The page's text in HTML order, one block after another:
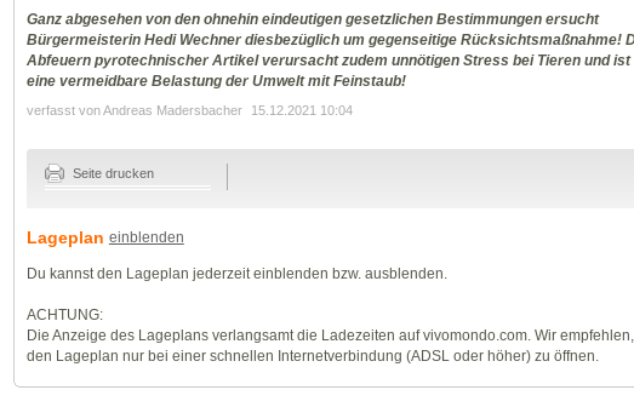
Ganz abgesehen von den ohnehin eindeutigen gesetzlichen Bestimmungen ersucht
Bürgermeisterin Hedi Wechner diesbezüglich um gegenseitige Rücksichtsmaßnahme!
Abfeuern pyrotechnischer Artikel verursacht zudem unnötigen Stress bei Tieren und ist
eine vermeidbare Belastung der Umwelt mit Feinstaub!
verfasst von Andreas Madersbacher 15.12.2021 10:04
Seite drucken
Lageplan einblenden
Du kannst den Lageplan jederzeit einblenden bzw. ausblenden.
ACHTUNG:
Die Anzeige des Lageplans verlangsamt die Ladezeiten auf vivomondo.com. Wir empfehlen,
den Lageplan nur bei einer schnellen Internetverbindung (ADSL oder höher) zu öffnen.